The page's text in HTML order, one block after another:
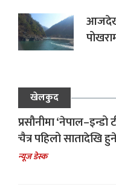
खेलकुद
प्रसौनीमा
चैत्र पहिलो सातादेखि
न्यूज डेस्क